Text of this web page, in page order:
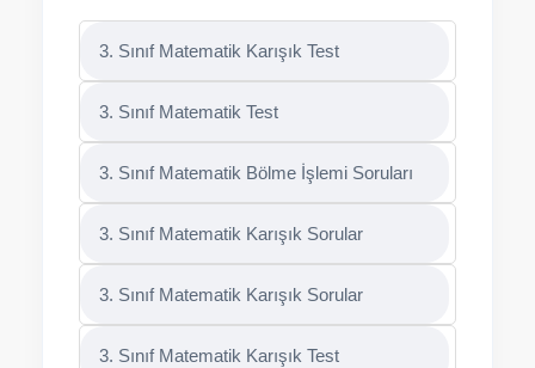
3. Sınıf Matematik Karışık Test
3. Sınıf Matematik Test
3. Sınıf Matematik Bölme İşlemi Soruları
3. Sınıf Matematik Karışık Sorular
3. Sınıf Matematik Karışık Sorular
3. Sınıf Matematik Karışık Test